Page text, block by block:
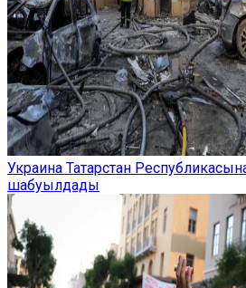
Украина Татарстан
шабуылдады